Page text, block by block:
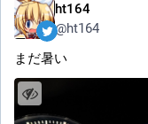
ht164
@ht164
まだ暑い